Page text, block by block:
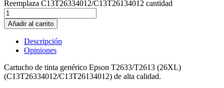
Reemplaza C13T26334012/C13T26134012 cantidad
Añadir al carrito
Descripción
Opiniones
Cartucho de tinta genérico Epson T2633/T2613 (26XL)
(C13T26334012/C13T26134012) de alta calidad.